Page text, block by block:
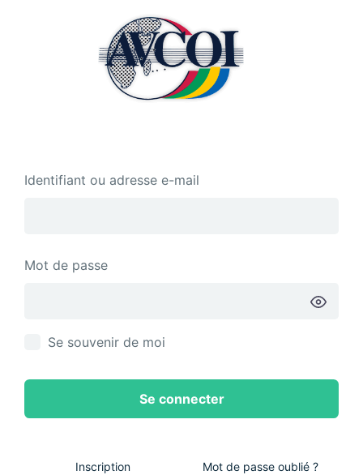
connecter
Identifiant ou adresse e-mail
Mot de passe
Se souvenir de moi
Inscription Mot de passe oublié ?